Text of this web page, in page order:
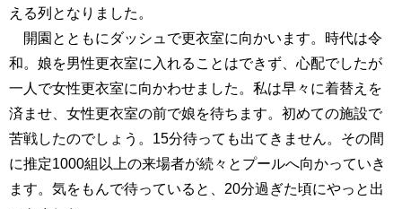
える列となりました。
開園とともにダッシュで更衣室に向かいます。時代は令
和。娘を男性更衣室に入れることはできず、心配でしたが
一人で女性更衣室に向かわせました。私は早々に着替えを
済ませ、女性更衣室の前で娘を待ちます。初めての施設で
苦戦したのでしょう。15分待っても出てきません。その間
に推定1000組以上の来場者が続々とプールへ向かっていき
ます。気をもんで待っていると、20分過ぎた頃にやっと出